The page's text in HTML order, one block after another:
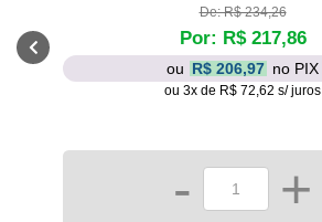
De: R$ 234,26
Por: R$ 217,86
ou R$ 206,97 no PIX
ou 3x de R$ 72,62 s/ juros
- +